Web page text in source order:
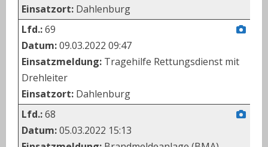
Einsatzort: Dahlenburg
Lfd.:69
Datum:09.03.2022 09:47
Einsatzmeldung: Tragehilfe Rettungsdienst mit
Drehleiter
Einsatzort: Dahlenburg
Lfd.:68
Datum:05.03.2022 15:13